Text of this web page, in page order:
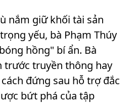
nắm giữ khối tài sản
yếu, bà Phạm Thúy
hồng" bí ẩn. Bà
trước truyền thông hay
đứng sau hỗ trợ đắc
bứt phá của tập